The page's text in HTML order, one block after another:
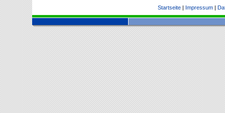
Startseite| Impressum|